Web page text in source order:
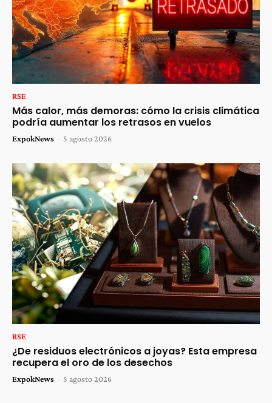
RSE
Más calor, más demoras: cómo la crisis climática
podría aumentar los retrasos en vuelos
ExpokNews - 5 agosto 2026
RSE
¿De residuos electrónicos a joyas? Esta empresa
recupera el oro de los desechos
ExpokNews - 5 agosto 2026